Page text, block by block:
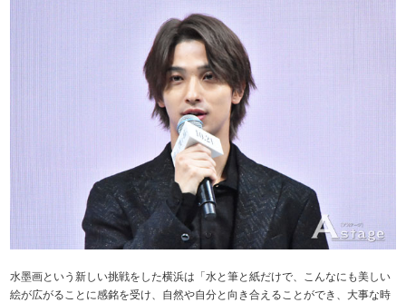
水墨画という新しい挑戦をした横浜は「水と筆と紙だけで、こんなにも美しい
絵が広がることに感銘を受け、自然や自分と向き合えることができ、大事な時